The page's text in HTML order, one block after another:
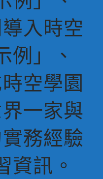
導入時空
例」、
時空學園
一家與
務經驗
資訊。